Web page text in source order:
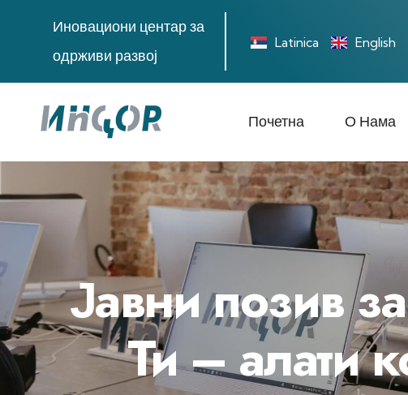
Иновациони центар за
одрживи развој
Latinica English
Почетна О Нама
Јавни позив
Ти – алати